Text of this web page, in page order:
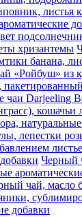
листья
хризантемы
банана,
«Ройбуш» из
пакетированный
чаи Darjeeling
кошачьи
лепестки
Черный
чай, масло
добавки